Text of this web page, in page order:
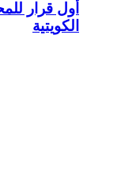
أول قرار
الكويتية